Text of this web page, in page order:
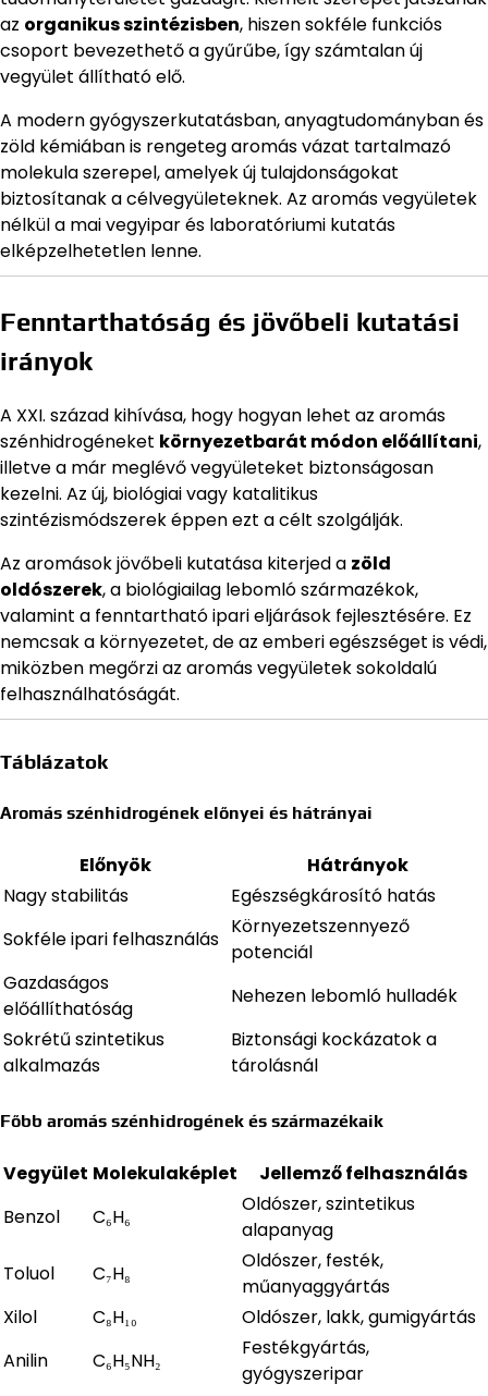
az organikus szintézisben, hiszen sokféle funkciós
csoport bevezethető a gyűrűbe, így számtalan új
vegyület állítható elő.
A modern gyógyszerkutatásban, anyagtudományban és
zöld kémiában is rengeteg aromás vázat tartalmazó
molekula szerepel, amelyek új tulajdonságokat
biztosítanak a célvegyületeknek. Az aromás vegyületek
nélkül a mai vegyipar és laboratóriumi kutatás
elképzelhetetlen lenne.
Fenntarthatóság és jövőbeli kutatási
irányok
A XXI. század kihívása, hogy hogyan lehet az aromás
szénhidrogéneket környezetbarát módon előállítani,
illetve a már meglévő vegyületeket biztonságosan
kezelni. Az új, biológiai vagy katalitikus
szintézismódszerek éppen ezt a célt szolgálják.
Az aromások jövőbeli kutatása kiterjed a zöld
oldószerek, a biológiailag lebomló származékok,
valamint a fenntartható ipari eljárások fejlesztésére. Ez
nemcsak a környezetet, de az emberi egészséget is védi,
miközben megőrzi az aromás vegyületek sokoldalú
felhasználhatóságát.
Táblázatok
Aromás szénhidrogének előnyei és hátrányai
Előnyök
Hátrányok
Nagy stabilitás
Egészségkárosító hatás
Sokféle ipari felhasználás
Környezetszennyező
potenciál
Gazdaságos
előállíthatóság
Nehezen lebomló hulladék
Sokrétű szintetikus
alkalmazás
Biztonsági kockázatok a
tárolásnál
Főbb aromás szénhidrogének és származékaik
Vegyület Molekulaképlet
Jellemző felhasználás
Benzol
C₆H₆
Oldószer, szintetikus
alapanyag
Toluol
C₇H₈
Oldószer, festék,
műanyaggyártás
Xilol
C₈H₁₀
Oldószer, lakk, gumigyártás
Anilin
C₆H₅NH₂
Festékgyártás,
gyógyszeripar